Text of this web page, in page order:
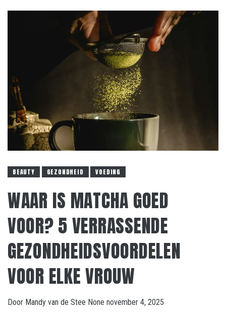
BEAUTY GEZONDHEID VOEDING
WAAR IS MATCHA GOED
VOOR? 5 VERRASSENDE
GEZONDHEIDSVOORDELEN
VOOR ELKE VROUW
Door Mandy van de Stee None november 4, 2025